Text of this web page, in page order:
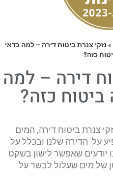
» נזקי צנרת ביטוח דירה – למה כדאי
כזה?
דירה – למה
כזה?
צנרת ביטוח דירה, המים
על הדירה שלנו ובכלל על
יודעים שאפשר לישון בשקט
של מים שעלול לבשר על